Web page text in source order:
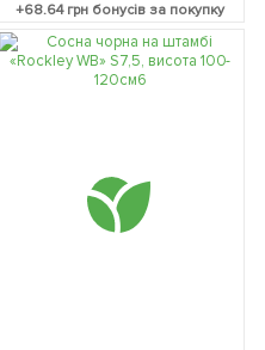
+68.64грн бонусів за покупку